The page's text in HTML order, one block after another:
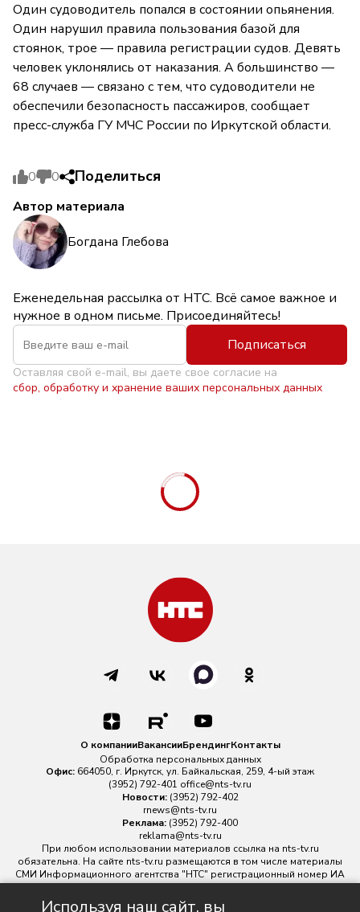
Один судоводитель попался в состоянии опьянения.
Один нарушил правила пользования базой для
стоянок, трое — правила регистрации судов. Девять
человек уклонялись от наказания. А большинство —
68 случаев — связано с тем, что судоводители не
обеспечили безопасность пассажиров, сообщает
пресс-служба ГУ МЧС России по Иркутской области.
0 0 Поделиться
Автор материала
Богдана Глебова
Еженедельная рассылка от НТС. Всё самое важное и
нужное в одном письме. Присоединяйтесь!
Подписаться
Оставляя свой e-mail, вы даете свое согласие на
сбор, обработку и хранение ваших персональных данных
Используя наш сайт, вы
О компанииВакансииБрендингКонтакты
Обработка персональных данных
Офис: 664050, г. Иркутск, ул. Байкальская, 259, 4-ый этаж
(3952) 792-401 office@nts-tv.ru
Новости: (3952) 792-402
rnews@nts-tv.ru
Реклама: (3952) 792-400
reklama@nts-tv.ru
При любом использовании материалов ссылка на nts-tv.ru
обязательна. На сайте nts-tv.ru размещаются в том числе материалы
СМИ Информационного агентства "НТС" регистрационный номер ИА
№ ФС 77 - 88763 зарегистрировано Федеральной службой по
надзору в сфере связи, информационных технологий и массовых